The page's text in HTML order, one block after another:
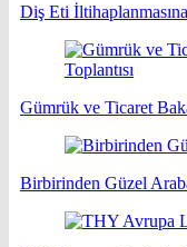
Diş Eti
Gümrük ve Ticaret
Birbirinden Güzel